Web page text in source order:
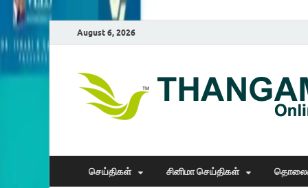
August 6, 2026
செய்திகள் சினிமா செய்திகள்